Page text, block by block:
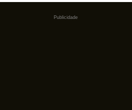
Publicidade